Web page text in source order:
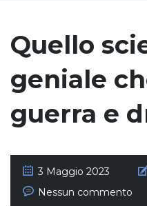
Quello
geniale
guerra e
3 Maggio 2023
Nessun commento